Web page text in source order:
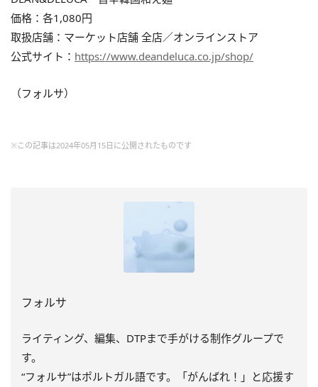
価格：各1,080円
取扱店舗：マーケット店舗 全店／オンラインストア
公式サイト： https://www.deandeluca.co.jp/shop/
（フォルサ）
※この記事は2024年05月15日に公開されたものです
フォルサ
ライティング、編集、DTPまで手がける制作グループで
す。
“フォルサ”はポルトガル語です。「がんばれ！」と応援す